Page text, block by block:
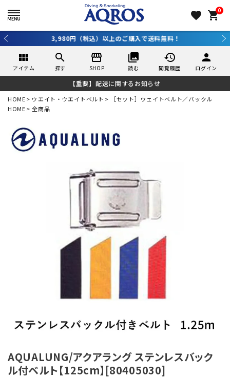
favorite 0
shopping_cart
3,980円（税込）以上のご購入で送料無料！
view_module
アイテム
search
探す
storefront
SHOP
collections
読む
history
閲覧履歴
person
ログイン
【重要】配送に関するお知らせ
HOME ウエイト・ウエイトベルト
［セット］ウェイトベルト／バックル
HOME
全商品
AQUALUNG/アクアラング ステンレスバック
ル付ベルト【125cm】[80405030]